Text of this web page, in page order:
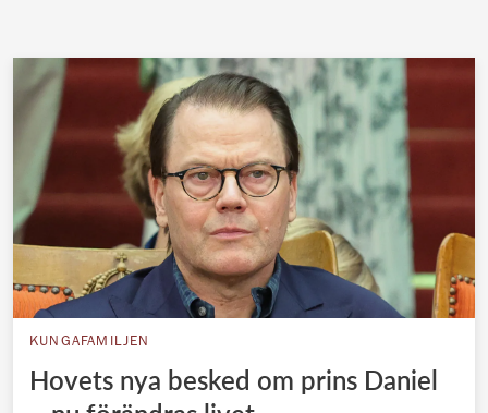
KUNGAFAMILJEN
Hovets nya besked om prins Daniel